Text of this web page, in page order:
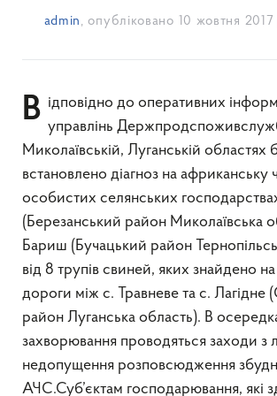
admin , опубліковано 10 жовтня 2017
Відповідно до оперативних інформацій Головних управлінь
Миколаївській, Луганській областях
встановлено діагноз на африканську
особистих селянських
(Березанський район Миколаївська
Бариш (Бучацький район
від 8 трупів свиней, яких знайдено на
дороги між с. Травневе та с. Лагідне
район Луганська область). В
захворювання проводяться заходи з
недопущення розповсюдження
АЧС.Суб’єктам господарювання, які